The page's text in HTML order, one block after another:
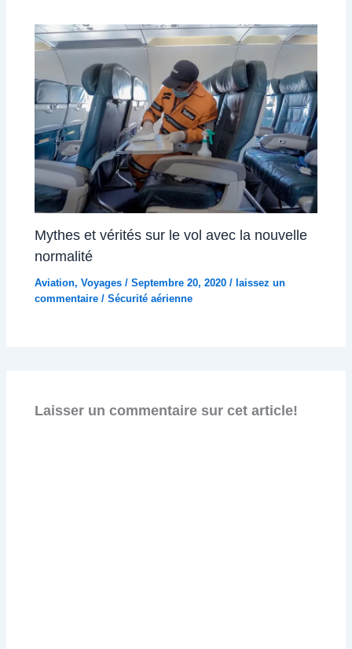
Mythes et vérités sur le vol avec la nouvelle
normalité
Aviation,Voyages /Septembre 20, 2020/ laissez un
commentaire /Sécurité aérienne
Laisser un commentaire sur cet article!